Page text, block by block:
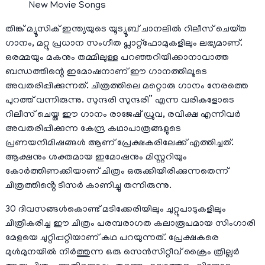
New Movie Songs
തിങ്ക് മ്യൂസിക് ഇന്ത്യയുടെ യൂട്യൂബ് ചാനലിൽ റിലീസ് ചെയ്‌ത
ഗാനം, മറ്റു പ്രധാന സംഗീത പ്ലാറ്റ്‌ഫോമുകളിലും ലഭ്യമാണ്.
ഒരമ്മയും മകനും തമ്മിലുള്ള പറഞ്ഞറിയിക്കാനാവാത്ത
ബന്ധത്തിന്റെ ഇമോഷനാണ് ഈ ഗാനത്തിലൂടെ
അവതരിപ്പിക്കുന്നത്. ചിത്രത്തിലെ മറ്റൊരു ഗാനം നേരത്തെ
പുറത്ത് വന്നിരുന്നു. സുന്ദരി സുന്ദരി” എന്ന വരികളോടെ
റിലീസ് ചെയ്ത ഈ ഗാനം രാജേഷ് ധ്രുവ, രവിക്ഷ എന്നിവർ
അവതരിപ്പിക്കുന്ന കേന്ദ്ര കഥാപാത്രങ്ങളുടെ
പ്രണയനിമിഷങ്ങൾ ആണ് പ്രേക്ഷകരിലേക്ക് എത്തിച്ചത്.
ആക്ഷനും ശക്തമായ ഇമോഷനും മിസ്റ്ററിയും
കോർത്തിണക്കിയാണ് ചിത്രം ഒരുക്കിയിരിക്കുന്നതെന്ന്
ചിത്രത്തിൻ്റെ ടീസർ കാണിച്ചു തന്നിരുന്നു.
30 ദിവസങ്ങൾകൊണ്ട് മടിക്കേരിയിലും ചുറ്റുപാടുകളിലും
ചിത്രീകരിച്ച ഈ ചിത്രം പരമ്പരാഗത കലാരൂപമായ സിംഗാരി
മേളയെ ചുറ്റിപ്പറ്റിയാണ് കഥ പറയുന്നത്. പ്രേക്ഷകരെ
മുൾമുനയിൽ നിർത്തുന്ന ഒരു സെൻസിറ്റീവ് ക്രൈം ത്രില്ലർ